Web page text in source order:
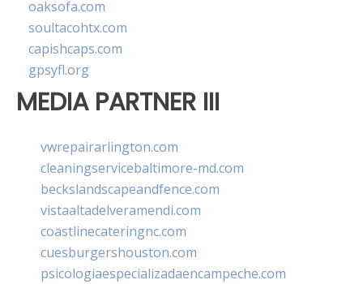
oaksofa.com
soultacohtx.com
capishcaps.com
gpsyfl.org
MEDIA PARTNER III
vwrepairarlington.com
cleaningservicebaltimore-md.com
beckslandscapeandfence.com
vistaaltadelveramendi.com
coastlinecateringnc.com
cuesburgershouston.com
psicologiaespecializadaencampeche.com